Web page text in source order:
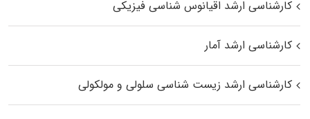
کارشناسی ارشد اقیانوس‌ شناسی فیزیکی
کارشناسی ارشد آمار
کارشناسی ارشد زیست شناسی سلولی و مولکولی